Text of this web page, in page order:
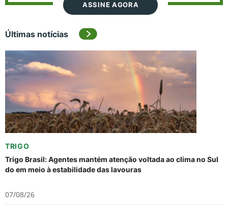
ASSINE AGORA
Últimas notícias
TRIGO
Trigo Brasil: Agentes mantém atenção voltada ao clima no Sul
do em meio à estabilidade das lavouras
07/08/26